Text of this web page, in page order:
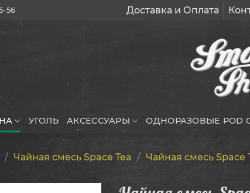
56 Доставка и Оплата
УГОЛЬ АКСЕССУАРЫ ОДНОРАЗОВЫЕ POD
/ Чайная смесь Space Tea / Чайная смесь Space